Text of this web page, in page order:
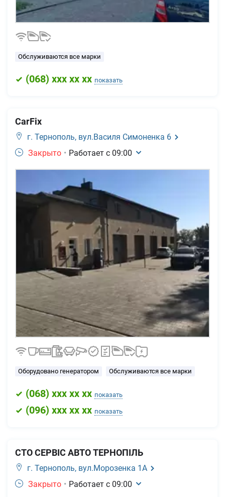
Обслуживаются все марки
(068) xxx xx xx показать
CarFix
г. Тернополь, вул.Василя Симоненка 6
Закрыто • Работает с 09:00
Оборудовано генератором Обслуживаются все марки
(068) xxx xx xx показать
(096) xxx xx xx показать
СТО СЕРВІС АВТО ТЕРНОПІЛЬ
г. Тернополь, вул.Морозенка 1А
Закрыто • Работает с 09:00